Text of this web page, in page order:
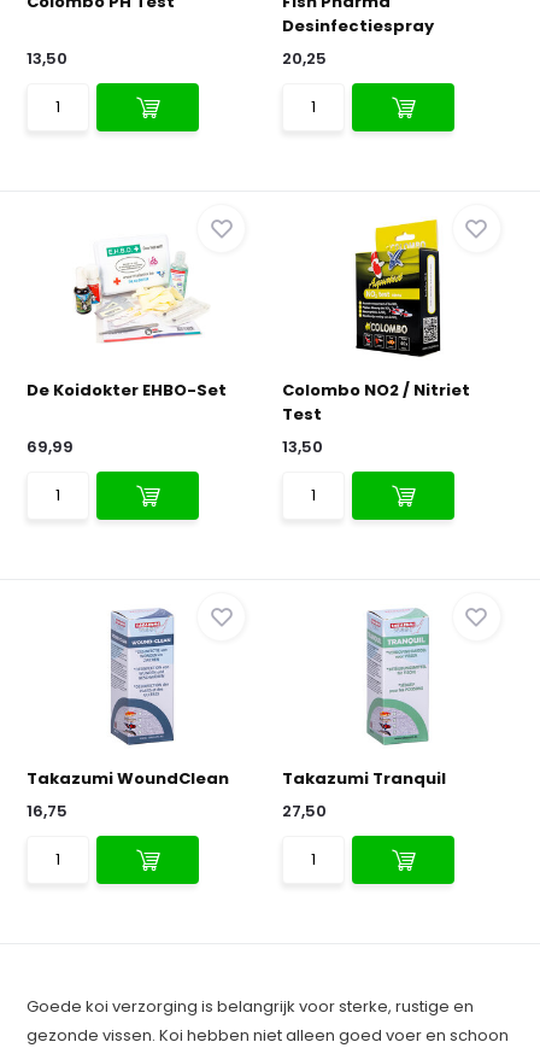
13,50
Desinfectiespray
20,25
De Koidokter EHBO-Set
69,99
Colombo NO2 / Nitriet
Test
13,50
Takazumi WoundClean
16,75
Takazumi Tranquil
27,50
Goede koi verzorging is belangrijk voor sterke, rustige en
gezonde vissen. Koi hebben niet alleen goed voer en schoon